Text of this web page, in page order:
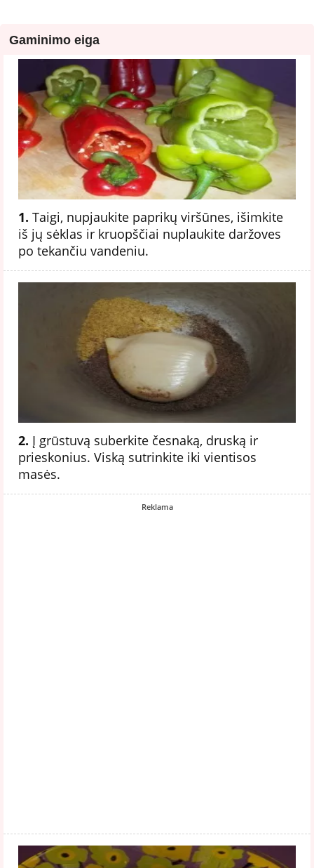
Gaminimo eiga
1. Taigi, nupjaukite paprikų viršūnes, išimkite
iš jų sėklas ir kruopščiai nuplaukite daržoves
po tekančiu vandeniu.
2. Į grūstuvą suberkite česnaką, druską ir
prieskonius. Viską sutrinkite iki vientisos
masės.
Reklama